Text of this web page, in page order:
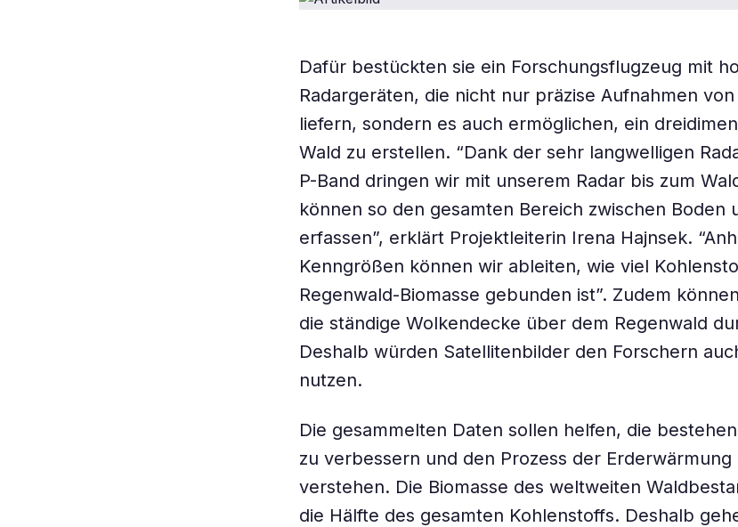
Dafür bestückten sie ein Forschungsflugzeug mit
Radargeräten, die nicht nur präzise Aufnahmen
liefern, sondern es auch ermöglichen, ein
Wald zu erstellen. “Dank der sehr langwelligen
P-Band dringen wir mit unserem Radar bis zum
können so den gesamten Bereich zwischen Boden
erfassen”, erklärt Projektleiterin Irena Hajnsek.
Kenngrößen können wir ableiten, wie viel
Regenwald-Biomasse gebunden ist”. Zudem
die ständige Wolkendecke über dem Regenwald
Deshalb würden Satellitenbilder den Forschern
nutzen.
Die gesammelten Daten sollen helfen, die
zu verbessern und den Prozess der Erderwärmung
verstehen. Die Biomasse des weltweiten
die Hälfte des gesamten Kohlenstoffs. Deshalb